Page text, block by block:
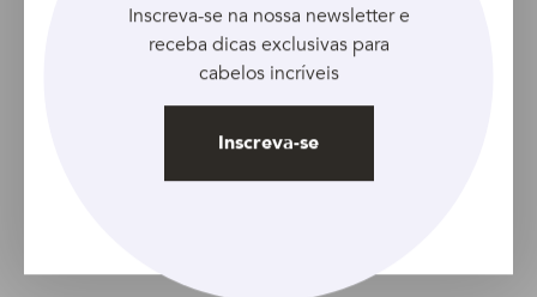
Inscreva-se na nossa newsletter e
receba dicas exclusivas para
cabelos incríveis
Inscreva-se